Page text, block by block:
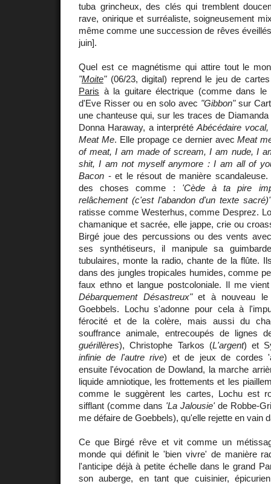
tuba grincheux, des clés qui tremblent
rave, onirique et surréaliste, soigneusement
même comme une succession de rêves
juin].
Quel est ce magnétisme qui attire tout le
"Moite"(06/23, digital) reprend le jeu de
Paris à la guitare électrique (comme dans le
d'Eve Risser ou en solo avec "Gibbon"sur
une chanteuse qui, sur les traces de
Donna Haraway, a interprétéAbécédaire
Meat Me. Elle propage ce dernier avecMeat
of meat, I am made of scream, I am nude, I
shit, I am not myself anymore : I am all of
Bacon - et le résout de manière
des choses comme : 'Cède à ta pire
relâchement (c'est l'abandon d'un texte sacré)'
ratisse comme Westerhus, comme Desprez.
chamanique et sacrée, elle jappe, crie ou
Birgé joue des percussions ou des vents
ses synthétiseurs, il manipule sa
tubulaires, monte la radio, chante de la flûte.
dans des jungles tropicales humides, comme
faux ethno et langue postcoloniale. Il me
Débarquement Désastreux"et à nouveau le
Goebbels. Lochu s'adonne pour cela à
férocité et de la colère, mais aussi du
souffrance animale, entrecoupés de lignes
guérillères), Christophe Tarkos (L'argent) et
infinie de l'autre rive) et de jeux de cordes
ensuite l'évocation de Dowland, la marche
liquide amniotique, les frottements et les
comme le suggèrent les cartes, Lochu est
sifflant (comme dans 'La Jalousie'de Robbe-
me défaire de Goebbels), qu'elle rejette en vain
Ce que Birgé rêve et vit comme un
monde qui définit le 'bien vivre' de manière
l'anticipe déjà à petite échelle dans le grand
son auberge, en tant que cuisinier,